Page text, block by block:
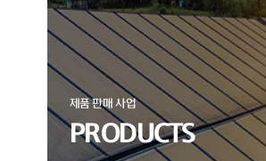
제품 판매 사업
PRODUCTS